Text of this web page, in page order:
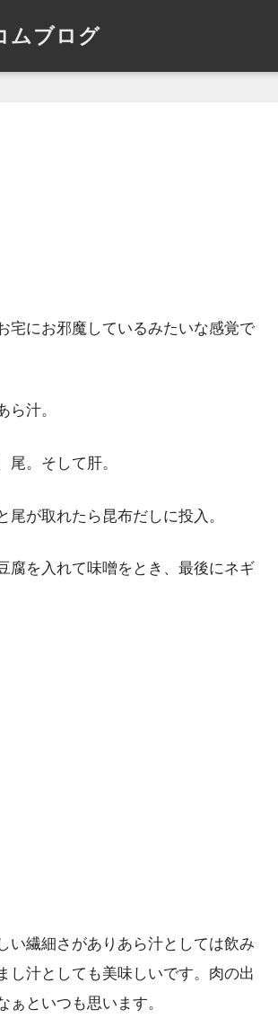
ムブログ
宅にお邪魔しているみたいな感覚で
汁。
尾。そして肝。
が取れたら昆布だしに投入。
腐を入れて味噌をとき、最後にネギ
い繊細さがありあら汁としては飲み
し汁としても美味しいです。肉の出
といつも思います。